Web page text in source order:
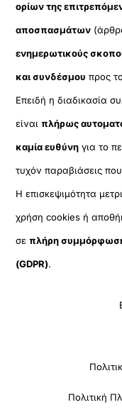
ορίων της
αποσπασμάτων
ενημερωτικούς
και συνδέσμου προς
Επειδή η διαδικασία
είναιπλήρως
καμία ευθύνη για το
τυχόν παραβιάσεις
Η επισκεψιμότητα
χρήση cookies ή
σεπλήρη
(GDPR).
Πολιτική